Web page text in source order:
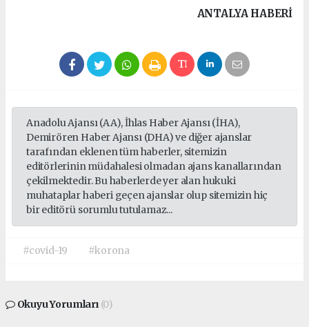
ANTALYA HABERİ
Anadolu Ajansı (AA), İhlas Haber Ajansı (İHA),
Demirören Haber Ajansı (DHA) ve diğer ajanslar
tarafından eklenen tüm haberler, sitemizin
editörlerinin müdahalesi olmadan ajans kanallarından
çekilmektedir. Bu haberlerde yer alan hukuki
muhataplar haberi geçen ajanslar olup sitemizin hiç
bir editörü sorumlu tutulamaz...
#covid-19 #korona
Okuyu Yorumları (0)